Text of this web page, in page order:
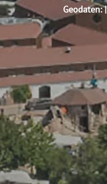
Geodaten: |